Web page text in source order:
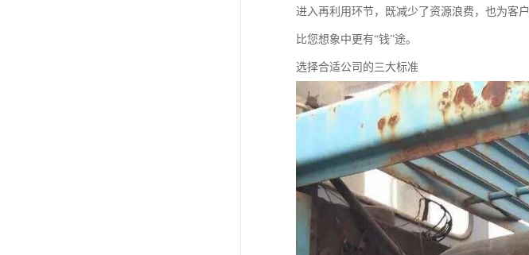
进入再利用环节，既减少了资源浪费，也为客
比您想象中更有“钱”途。
选择合适公司的三大标准